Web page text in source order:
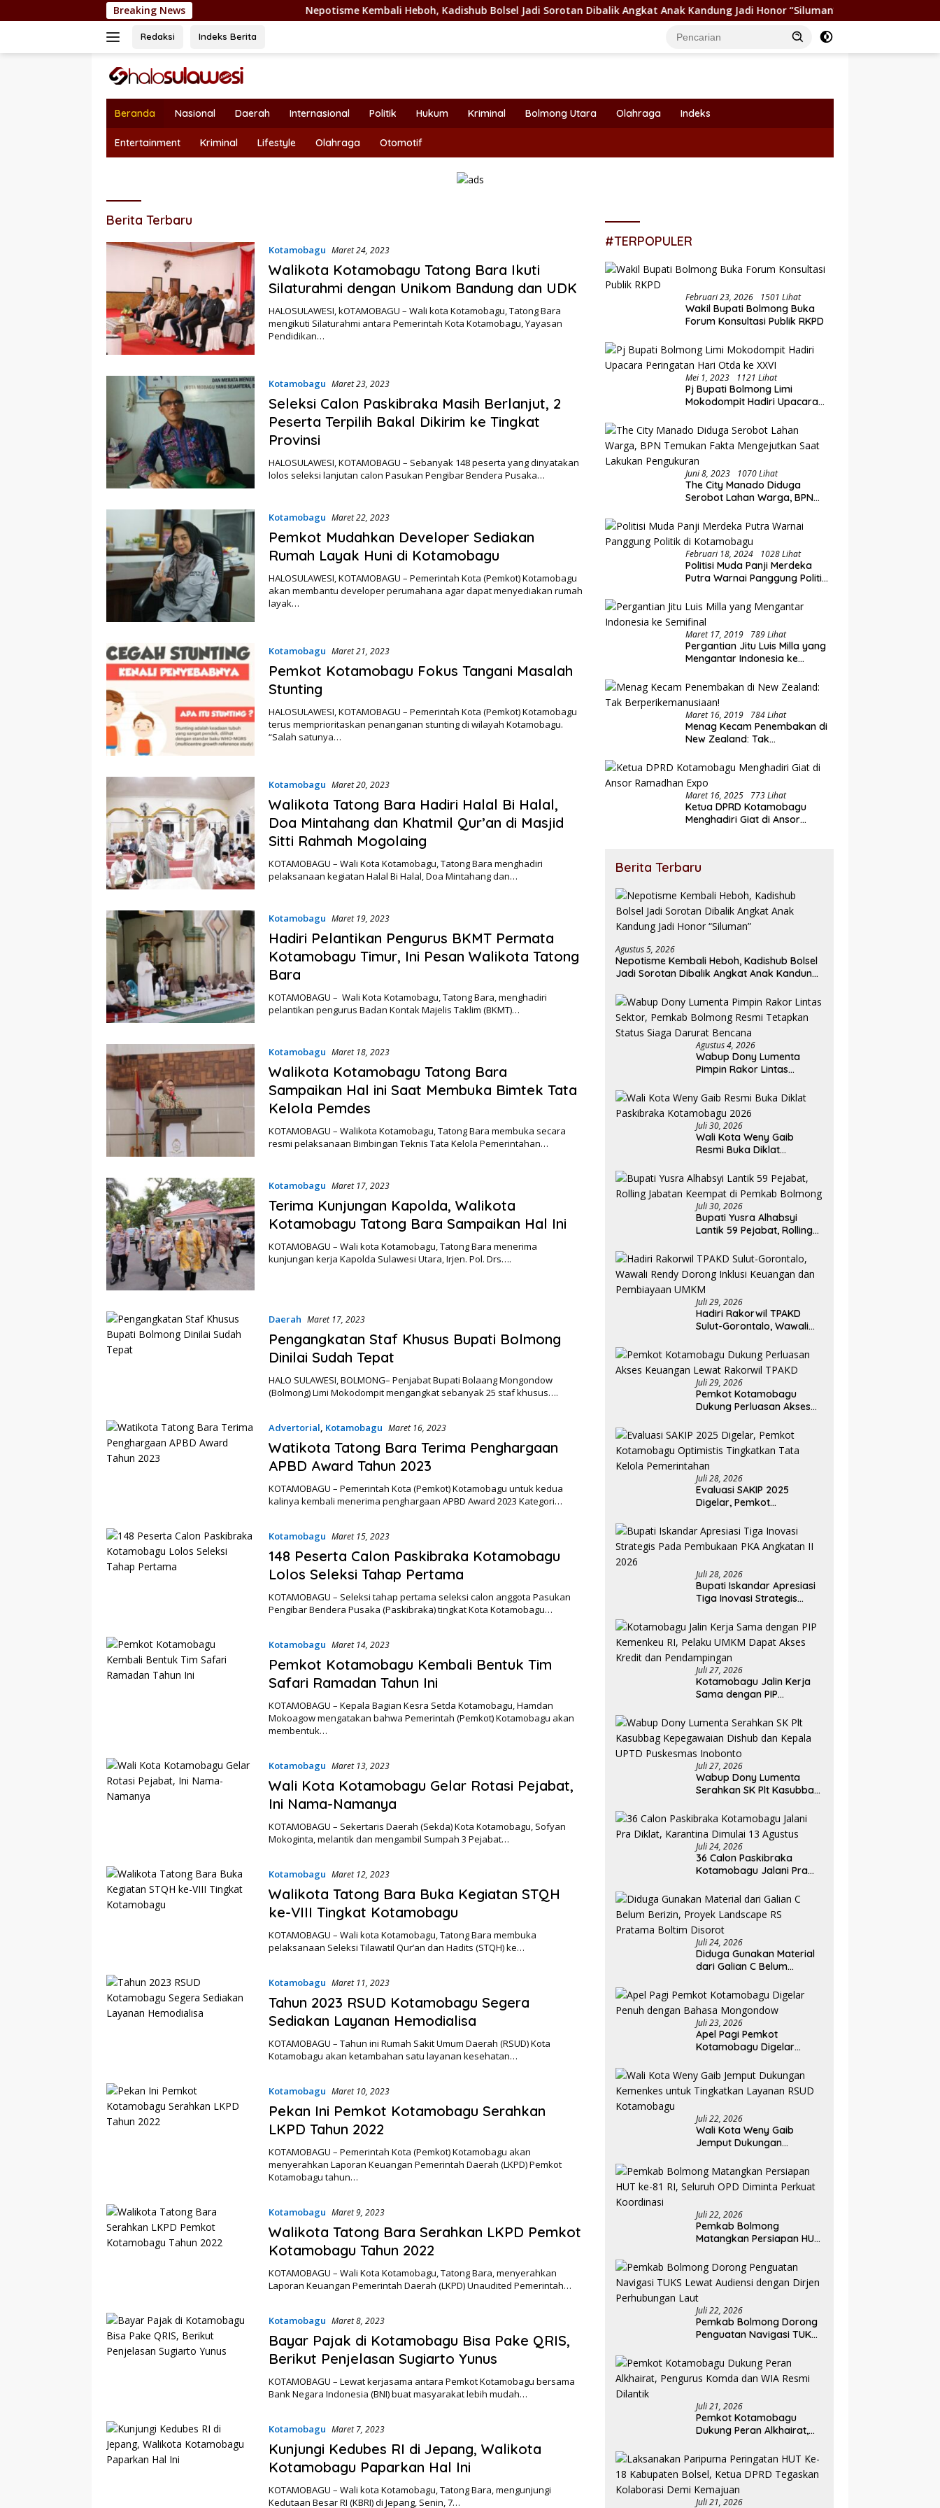
ke
Breaking News Nepotisme Kembali Heboh, Kadishub Bolsel Jadi Sorotan Dibalik Angkat Anak Kandung Jadi Honor “Siluman” Wabup Dony Lumenta Pimpin
Redaksi Indeks Berita
Beranda Nasional Daerah Internasional Politik Hukum Kriminal Bolmong Utara Olahraga Indeks
Entertainment Kriminal Lifestyle Olahraga Otomotif
halosulawesi
Berita Terbaru
Kotamobagu Maret 24, 2023
Walikota Kotamobagu Tatong Bara Ikuti
Silaturahmi dengan Unikom Bandung dan UDK
HALOSULAWESI, kOTAMOBAGU – Wali kota Kotamobagu, Tatong Bara
mengikuti Silaturahmi antara Pemerintah Kota Kotamobagu, Yayasan
Pendidikan…
Kotamobagu Maret 23, 2023
Seleksi Calon Paskibraka Masih Berlanjut, 2
Peserta Terpilih Bakal Dikirim ke Tingkat
Provinsi
HALOSULAWESI, KOTAMOBAGU – Sebanyak 148 peserta yang dinyatakan
lolos seleksi lanjutan calon Pasukan Pengibar Bendera Pusaka…
Kotamobagu Maret 22, 2023
Pemkot Mudahkan Developer Sediakan
Rumah Layak Huni di Kotamobagu
HALOSULAWESI, KOTAMOBAGU – Pemerintah Kota (Pemkot) Kotamobagu
akan membantu developer perumahana agar dapat menyediakan rumah
layak…
Kotamobagu Maret 21, 2023
Pemkot Kotamobagu Fokus Tangani Masalah
Stunting
HALOSULAWESI, KOTAMOBAGU – Pemerintah Kota (Pemkot) Kotamobagu
terus memprioritaskan penanganan stunting di wilayah Kotamobagu.
“Salah satunya…
Kotamobagu Maret 20, 2023
Walikota Tatong Bara Hadiri Halal Bi Halal,
Doa Mintahang dan Khatmil Qur’an di Masjid
Sitti Rahmah Mogolaing
KOTAMOBAGU – Wali Kota Kotamobagu, Tatong Bara menghadiri
pelaksanaan kegiatan Halal Bi Halal, Doa Mintahang dan…
Kotamobagu Maret 19, 2023
Hadiri Pelantikan Pengurus BKMT Permata
Kotamobagu Timur, Ini Pesan Walikota Tatong
Bara
KOTAMOBAGU – Wali Kota Kotamobagu, Tatong Bara, menghadiri
pelantikan pengurus Badan Kontak Majelis Taklim (BKMT)…
Kotamobagu Maret 18, 2023
Walikota Kotamobagu Tatong Bara
Sampaikan Hal ini Saat Membuka Bimtek Tata
Kelola Pemdes
KOTAMOBAGU – Walikota Kotamobagu, Tatong Bara membuka secara
resmi pelaksanaan Bimbingan Teknis Tata Kelola Pemerintahan…
Kotamobagu Maret 17, 2023
Terima Kunjungan Kapolda, Walikota
Kotamobagu Tatong Bara Sampaikan Hal Ini
KOTAMOBAGU – Wali kota Kotamobagu, Tatong Bara menerima
kunjungan kerja Kapolda Sulawesi Utara, Irjen. Pol. Drs….
Daerah Maret 17, 2023
Pengangkatan Staf Khusus Bupati Bolmong
Dinilai Sudah Tepat
HALO SULAWESI, BOLMONG– Penjabat Bupati Bolaang Mongondow
(Bolmong) Limi Mokodompit mengangkat sebanyak 25 staf khusus….
Advertorial, Kotamobagu Maret 16, 2023
Watikota Tatong Bara Terima Penghargaan
APBD Award Tahun 2023
KOTAMOBAGU – Pemerintah Kota (Pemkot) Kotamobagu untuk kedua
kalinya kembali menerima penghargaan APBD Award 2023 Kategori…
Kotamobagu Maret 15, 2023
148 Peserta Calon Paskibraka Kotamobagu
Lolos Seleksi Tahap Pertama
KOTAMOBAGU – Seleksi tahap pertama seleksi calon anggota Pasukan
Pengibar Bendera Pusaka (Paskibraka) tingkat Kota Kotamobagu…
Kotamobagu Maret 14, 2023
Pemkot Kotamobagu Kembali Bentuk Tim
Safari Ramadan Tahun Ini
KOTAMOBAGU – Kepala Bagian Kesra Setda Kotamobagu, Hamdan
Mokoagow mengatakan bahwa Pemerintah (Pemkot) Kotamobagu akan
membentuk…
Kotamobagu Maret 13, 2023
Wali Kota Kotamobagu Gelar Rotasi Pejabat,
Ini Nama-Namanya
KOTAMOBAGU – Sekertaris Daerah (Sekda) Kota Kotamobagu, Sofyan
Mokoginta, melantik dan mengambil Sumpah 3 Pejabat…
Kotamobagu Maret 12, 2023
Walikota Tatong Bara Buka Kegiatan STQH
ke-VIII Tingkat Kotamobagu
KOTAMOBAGU – Wali kota Kotamobagu, Tatong Bara membuka
pelaksanaan Seleksi Tilawatil Qur’an dan Hadits (STQH) ke…
Kotamobagu Maret 11, 2023
Tahun 2023 RSUD Kotamobagu Segera
Sediakan Layanan Hemodialisa
KOTAMOBAGU – Tahun ini Rumah Sakit Umum Daerah (RSUD) Kota
Kotamobagu akan ketambahan satu layanan kesehatan…
Kotamobagu Maret 10, 2023
Pekan Ini Pemkot Kotamobagu Serahkan
LKPD Tahun 2022
KOTAMOBAGU – Pemerintah Kota (Pemkot) Kotamobagu akan
menyerahkan Laporan Keuangan Pemerintah Daerah (LKPD) Pemkot
Kotamobagu tahun…
Kotamobagu Maret 9, 2023
Walikota Tatong Bara Serahkan LKPD Pemkot
Kotamobagu Tahun 2022
KOTAMOBAGU – Wali Kota Kotamobagu, Tatong Bara, menyerahkan
Laporan Keuangan Pemerintah Daerah (LKPD) Unaudited Pemerintah…
Kotamobagu Maret 8, 2023
Bayar Pajak di Kotamobagu Bisa Pake QRIS,
Berikut Penjelasan Sugiarto Yunus
KOTAMOBAGU – Lewat kerjasama antara Pemkot Kotamobagu bersama
Bank Negara Indonesia (BNI) buat masyarakat lebih mudah…
Kotamobagu Maret 7, 2023
Kunjungi Kedubes RI di Jepang, Walikota
Kotamobagu Paparkan Hal Ini
KOTAMOBAGU – Wali kota Kotamobagu, Tatong Bara, mengunjungi
Kedutaan Besar RI (KBRI) di Jepang, Senin, 7…
#TERPOPULER
Februari 23, 2026 1501 Lihat
Wakil Bupati Bolmong Buka
Forum Konsultasi Publik RKPD
Mei 1, 2023 1121 Lihat
Pj Bupati Bolmong Limi
Mokodompit Hadiri Upacara
Juni 8, 2023 1070 Lihat
The City Manado Diduga
Serobot Lahan Warga, BPN
Saat Lakukan Pengukuran
Februari 18, 2024 1028 Lihat
Politisi Muda Panji Merdeka
Putra Warnai Panggung Politik
Maret 17, 2019 789 Lihat
Pergantian Jitu Luis Milla yang
Mengantar Indonesia ke
Maret 16, 2019 784 Lihat
Menag Kecam Penembakan di
New Zealand: Tak
Maret 16, 2025 773 Lihat
Ketua DPRD Kotamobagu
Menghadiri Giat di Ansor
Berita Terbaru
Agustus 5, 2026
Nepotisme Kembali Heboh, Kadishub Bolsel
Jadi Sorotan Dibalik Angkat Anak Kandung
Agustus 4, 2026
Wabup Dony Lumenta
Pimpin Rakor Lintas
Resmi Tetapkan Status
Siaga Darurat Bencana
Juli 30, 2026
Wali Kota Weny Gaib
Resmi Buka Diklat
2026
Juli 30, 2026
Bupati Yusra Alhabsyi
Lantik 59 Pejabat, Rolling
Pemkab Bolmong
Juli 29, 2026
Hadiri Rakorwil TPAKD
Sulut-Gorontalo, Wawali
Keuangan dan
Pembiayaan UMKM
Juli 29, 2026
Pemkot Kotamobagu
Dukung Perluasan Akses
TPAKD
Juli 28, 2026
Evaluasi SAKIP 2025
Digelar, Pemkot
Tingkatkan Tata Kelola
Pemerintahan
Juli 28, 2026
Bupati Iskandar Apresiasi
Tiga Inovasi Strategis
Angkatan II 2026
Juli 27, 2026
Kotamobagu Jalin Kerja
Sama dengan PIP
Dapat Akses Kredit dan
Pendampingan
Juli 27, 2026
Wabup Dony Lumenta
Serahkan SK Plt Kasubbag
Kepala UPTD Puskesmas
Inobonto
Juli 24, 2026
36 Calon Paskibraka
Kotamobagu Jalani Pra
Agustus
Juli 24, 2026
Diduga Gunakan Material
dari Galian C Belum
RS Pratama Boltim Disorot
Juli 23, 2026
Apel Pagi Pemkot
Kotamobagu Digelar
Mongondow
Juli 22, 2026
Wali Kota Weny Gaib
Jemput Dukungan
Tingkatkan Layanan RSUD
Kotamobagu
Juli 22, 2026
Pemkab Bolmong
Matangkan Persiapan HUT
Diminta Perkuat
Koordinasi
Juli 22, 2026
Pemkab Bolmong Dorong
Penguatan Navigasi TUKS
Dirjen Perhubungan Laut
Juli 21, 2026
Pemkot Kotamobagu
Dukung Peran Alkhairat,
Resmi Dilantik
Juli 21, 2026